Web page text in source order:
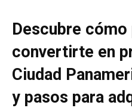
Descubre cómo
convertirte en
Ciudad
y pasos para